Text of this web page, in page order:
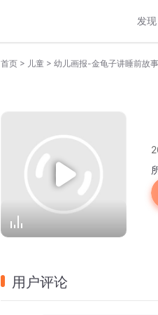
发现
首页 > 儿童 > 幼儿画报-金龟子讲睡前故事
用户评论